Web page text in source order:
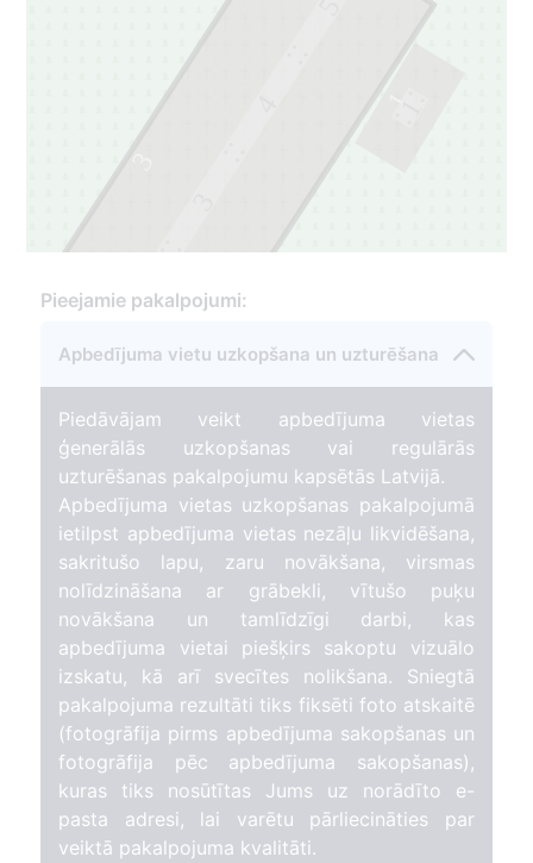
3
2
Pieejamie pakalpojumi:
Apbedījuma vietu uzkopšana un uzturēšana
Piedāvājam veikt apbedījuma vietas
ģenerālās uzkopšanas vai regulārās
uzturēšanas pakalpojumu kapsētās Latvijā.
Apbedījuma vietas uzkopšanas pakalpojumā
ietilpst apbedījuma vietas nezāļu likvidēšana,
sakritušo lapu, zaru novākšana, virsmas
nolīdzināšana ar grābekli, vītušo puķu
novākšana un tamlīdzīgi darbi, kas
apbedījuma vietai piešķirs sakoptu vizuālo
izskatu, kā arī svecītes nolikšana. Sniegtā
pakalpojuma rezultāti tiks fiksēti foto atskaitē
(fotogrāfija pirms apbedījuma sakopšanas un
fotogrāfija pēc apbedījuma sakopšanas),
kuras tiks nosūtītas Jums uz norādīto e-
pasta adresi, lai varētu pārliecināties par
veiktā pakalpojuma kvalitāti.